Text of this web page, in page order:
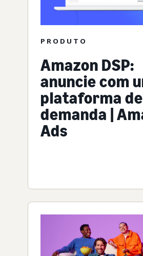
PRODUTO
Amazon DSP:
anuncie com
plataforma de
demanda |
Ads